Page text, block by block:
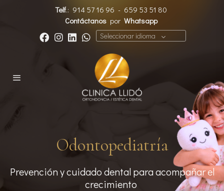
Telf.: 914 57 16 96 - 659 53 51 80
Contáctanos por Whatsapp
Seleccionar idioma
Odontopediatría
Prevención y cuidado dental para acompañar el
crecimiento